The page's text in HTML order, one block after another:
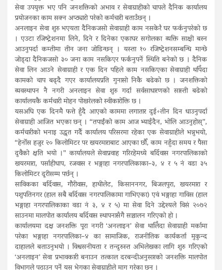
सेवा उपयुक्त भए पनि जनशक्तिको अभाव र सेवाग्राहीको चापले दैनिक कार्यालय
प्रयोजनका काम सक्न अप्ठ्यारो परेको कर्मचारी बताउँछन् ।
अनलाइन सेवा शुरु भएयता दैनिकजसो सेवाग्राही काम नसकेरै घर फर्कनुपरेको छ
। एउटा रजिष्ट्रेशनमा लिने, दिने र दिनेका एकाघर सगोलका व्यक्ति साक्षी बस्न
आउनुपर्दा कम्तीमा तीन जना जोडिन्छन् । यस्ता १० रजिष्ट्रेशनसम्बन्धि मान्छे
जोड्दा दैनिकजसो ३० जना काम नसकिएर फर्कनुपर्ने स्थिति बनेको छ । दैनिक
सेवा लिन आउने सेवाग्राही र एक दिन पहिले काम नसकिएका सेवाग्राही थपिँदा
कामको चाप बढ्दै गएर कार्यालयप्रति गुनासो निकै बढेको छ । जनशक्तिको
व्यवस्थापन नै नगरी अनलाइन सेवा शुरु गर्दा सर्वसाधारणको सास्ती बढेको
कार्यालयकै कर्मचारी मोहन पोखरेलको स्वीकारोक्ति छ ।
यसअघि एक दिनमै फत्ते हुँदै आएको काममा लगातार दुई÷तीन दिन धाउनुपर्दा
सेवाग्राही आजित भएका छन् । “तपाईंको काम आज भ्याइँदैन, भोलि आउनुहोस्”,
कर्मचारीको भनाइ उद्धृत गर्दै कार्यालय परिसरमा रहेका एक सेवाग्राहीले भन्नुभयो,
“हेर्नोस हजुर २० किलोमिटर पर खयरमाराबाट आएका छौँ, काम नहुँदा समय र पैसा
दुवैको क्षति भयो ।” कार्यालयले सेवाप्रवाह गरिरहेमध्ये बर्दिवास नगरपालिकाको
खयरमारा, पर्साहीधाप, रजवास र भङ्गाहा नगरपालिकाका–३, ४ र ५ नं वडा ३५
किलोमिटर दूरीसम्म पर्छन् ।
साविकका बर्दिवास, गौरीवास, हाथीलेट, किसाननगर, बिजलपुरा, खयरमारा र
पशुपतिनगर (हाल सबै बर्दिवास नगरपालिकामा गाभिएका) एवं भङ्गाहा गाविस (हाल
भङ्गाहा नगरपालिकाका वडा नं ३, ४ र ५) मा सेवा दिने उद्देश्यले विसं २०७२
साउनमा मालपोत कार्यालय बर्दिवास स्थापनासँगै सञ्चालन गरिएको हो ।
कार्यालयमा दक्ष जनशक्ति पूरा नगरी ‘अनलाइन’ सेवा थालिँदा सेवाग्राही मर्कामा
परेका भङ्गाहा नगरपालिका–४ का सामाजिक, राजनीतिक कार्यकर्ता मुकुन्द
दाहालले बताउनुभयो । विश्वसनीयता र तन्दुरुस्त अभिलेखका लागि शुरु गरिएको
‘अनलाइन’ सेवा प्रभावकारी बनाउन तत्काल दरबन्दीअनुसारको जनशक्ति मालपोत